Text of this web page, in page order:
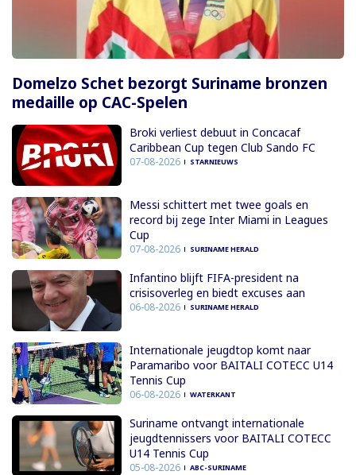
Domelzo Schet bezorgt Suriname bronzen
medaille op CAC-Spelen
Broki verliest debuut in Concacaf
Caribbean Cup tegen Club Sando FC
07-08-2026 STARNIEUWS
Messi schittert met twee goals en
record bij zege Inter Miami in Leagues
Cup
07-08-2026 SURINAME HERALD
Infantino blijft FIFA-president na
crisisoverleg en biedt excuses aan
06-08-2026 SURINAME HERALD
Internationale jeugdtop komt naar
Paramaribo voor BAITALI COTECC U14
Tennis Cup
06-08-2026 WATERKANT
Suriname ontvangt internationale
jeugdtennissers voor BAITALI COTECC
U14 Tennis Cup
05-08-2026 ABC-SURINAME